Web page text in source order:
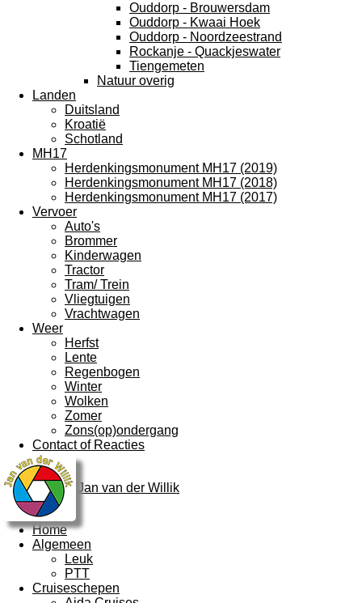
Ouddorp - Brouwersdam
Ouddorp - Kwaai Hoek
Ouddorp - Noordzeestrand
Rockanje - Quackjeswater
Tiengemeten
Natuur overig
Landen
Duitsland
Kroatië
Schotland
MH17
Herdenkingsmonument MH17 (2019)
Herdenkingsmonument MH17 (2018)
Herdenkingsmonument MH17 (2017)
Vervoer
Auto's
Brommer
Kinderwagen
Tractor
Tram/ Trein
Vliegtuigen
Vrachtwagen
Weer
Herfst
Lente
Regenbogen
Winter
Wolken
Zomer
Zons(op)ondergang
Contact of Reacties
Jan van der Willik
Home
Algemeen
Leuk
PTT
Cruiseschepen